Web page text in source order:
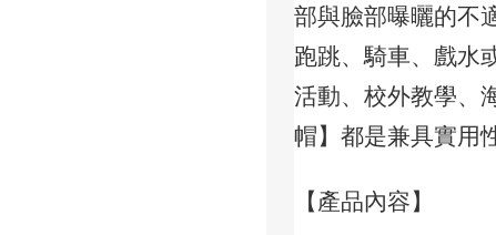
部與臉部曝曬的不
跑跳、騎車、戲水
活動、校外教學、
帽】都是兼具實用
【產品內容】